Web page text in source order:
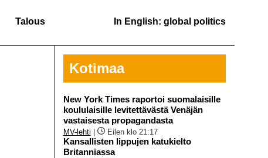
Talous In English: global politics
Kotimaa
New York Times raportoi suomalaisille
koululaisille levitettävästä Venäjän
vastaisesta propagandasta
MV-lehti Eilen klo 21:17
Kansallisten lippujen katukielto
Britanniassa